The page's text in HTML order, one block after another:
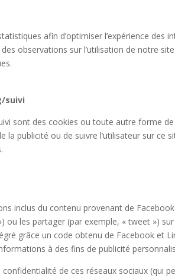
afin d’optimiser l’expérience des
observations sur l’utilisation de notre
suivi
sont des cookies ou toute autre forme
la publicité ou de suivre l’utilisateur sur ce
inclus du contenu provenant de
ou les partager (par exemple, « tweet »)
grâce un code obtenu de Facebook et
à des fins de publicité
confidentialité de ces réseaux sociaux (qui